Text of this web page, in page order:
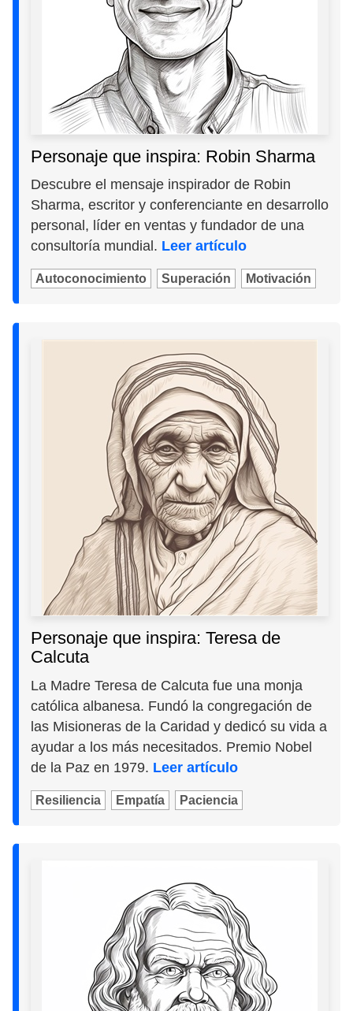
Personaje que inspira: Robin Sharma
Descubre el mensaje inspirador de Robin
Sharma, escritor y conferenciante en desarrollo
personal, líder en ventas y fundador de una
consultoría mundial. Leer artículo
Autoconocimiento Superación Motivación
Personaje que inspira: Teresa de
Calcuta
La Madre Teresa de Calcuta fue una monja
católica albanesa. Fundó la congregación de
las Misioneras de la Caridad y dedicó su vida a
ayudar a los más necesitados. Premio Nobel
de la Paz en 1979. Leer artículo
Resiliencia Empatía Paciencia